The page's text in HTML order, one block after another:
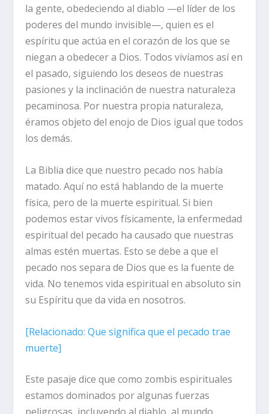
la gente, obedeciendo al diablo —el líder de los
poderes del mundo invisible—, quien es el
espíritu que actúa en el corazón de los que se
niegan a obedecer a Dios. Todos vivíamos así en
el pasado, siguiendo los deseos de nuestras
pasiones y la inclinación de nuestra naturaleza
pecaminosa. Por nuestra propia naturaleza,
éramos objeto del enojo de Dios igual que todos
los demás.
La Biblia dice que nuestro pecado nos había
matado. Aquí no está hablando de la muerte
física, pero de la muerte espiritual. Si bien
podemos estar vivos físicamente, la enfermedad
espiritual del pecado ha causado que nuestras
almas estén muertas. Esto se debe a que el
pecado nos separa de Dios que es la fuente de
vida. No tenemos vida espiritual en absoluto sin
su Espíritu que da vida en nosotros.
[Relacionado: Que significa que el pecado trae
muerte]
Este pasaje dice que como zombis espirituales
estamos dominados por algunas fuerzas